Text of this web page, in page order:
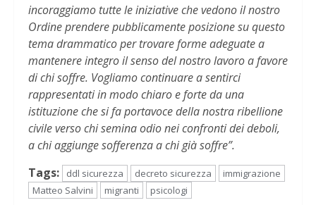
incoraggiamo tutte le iniziative che vedono il nostro
Ordine prendere pubblicamente posizione su questo
tema drammatico per trovare forme adeguate a
mantenere integro il senso del nostro lavoro a favore
di chi soffre. Vogliamo continuare a sentirci
rappresentati in modo chiaro e forte da una
istituzione che si fa portavoce della nostra ribellione
civile verso chi semina odio nei confronti dei deboli,
a chi aggiunge sofferenza a chi già soffre”.
Tags:
ddl sicurezza decreto sicurezza
immigrazione
Matteo Salvini
migranti psicologi